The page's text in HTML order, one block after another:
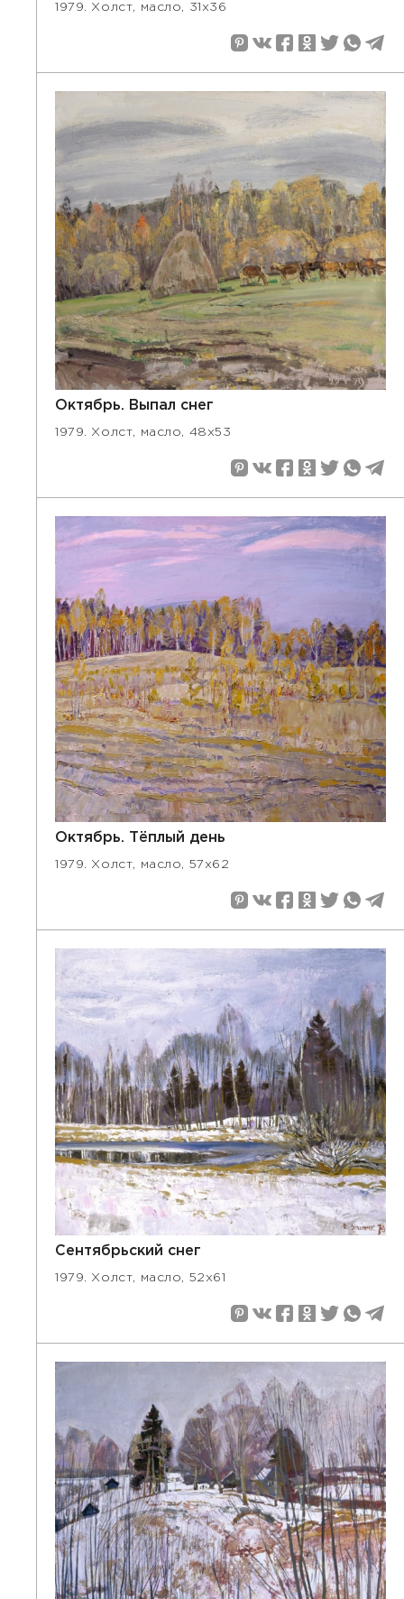
1979. Холст, масло, 31x36
Октябрь. Выпал снег
1979. Холст, масло, 48x53
Октябрь. Тёплый день
1979. Холст, масло, 57х62
Сентябрьский снег
1979. Холст, масло, 52х61